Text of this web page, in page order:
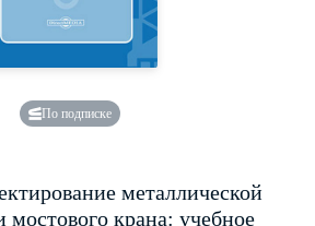
По подписке
металлической
мостового крана: учебное